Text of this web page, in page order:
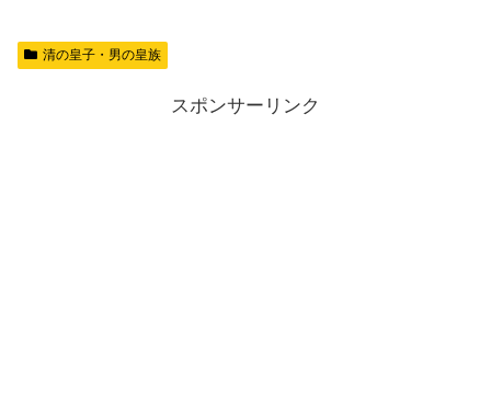
清の皇子・男の皇族
スポンサーリンク